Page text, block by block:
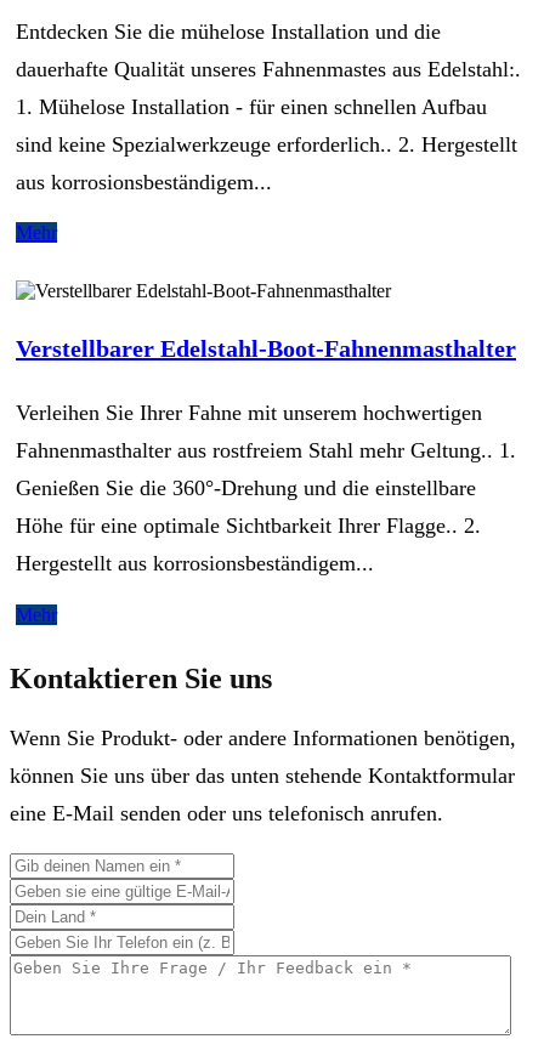
Entdecken Sie die mühelose Installation und die
dauerhafte Qualität unseres Fahnenmastes aus Edelstahl:.
1. Mühelose Installation - für einen schnellen Aufbau
sind keine Spezialwerkzeuge erforderlich.. 2. Hergestellt
aus korrosionsbeständigem...
Mehr
Verstellbarer Edelstahl-Boot-Fahnenmasthalter
Verleihen Sie Ihrer Fahne mit unserem hochwertigen
Fahnenmasthalter aus rostfreiem Stahl mehr Geltung.. 1.
Genießen Sie die 360°-Drehung und die einstellbare
Höhe für eine optimale Sichtbarkeit Ihrer Flagge.. 2.
Hergestellt aus korrosionsbeständigem...
Mehr
Kontaktieren Sie uns
Wenn Sie Produkt- oder andere Informationen benötigen,
können Sie uns über das unten stehende Kontaktformular
eine E-Mail senden oder uns telefonisch anrufen.